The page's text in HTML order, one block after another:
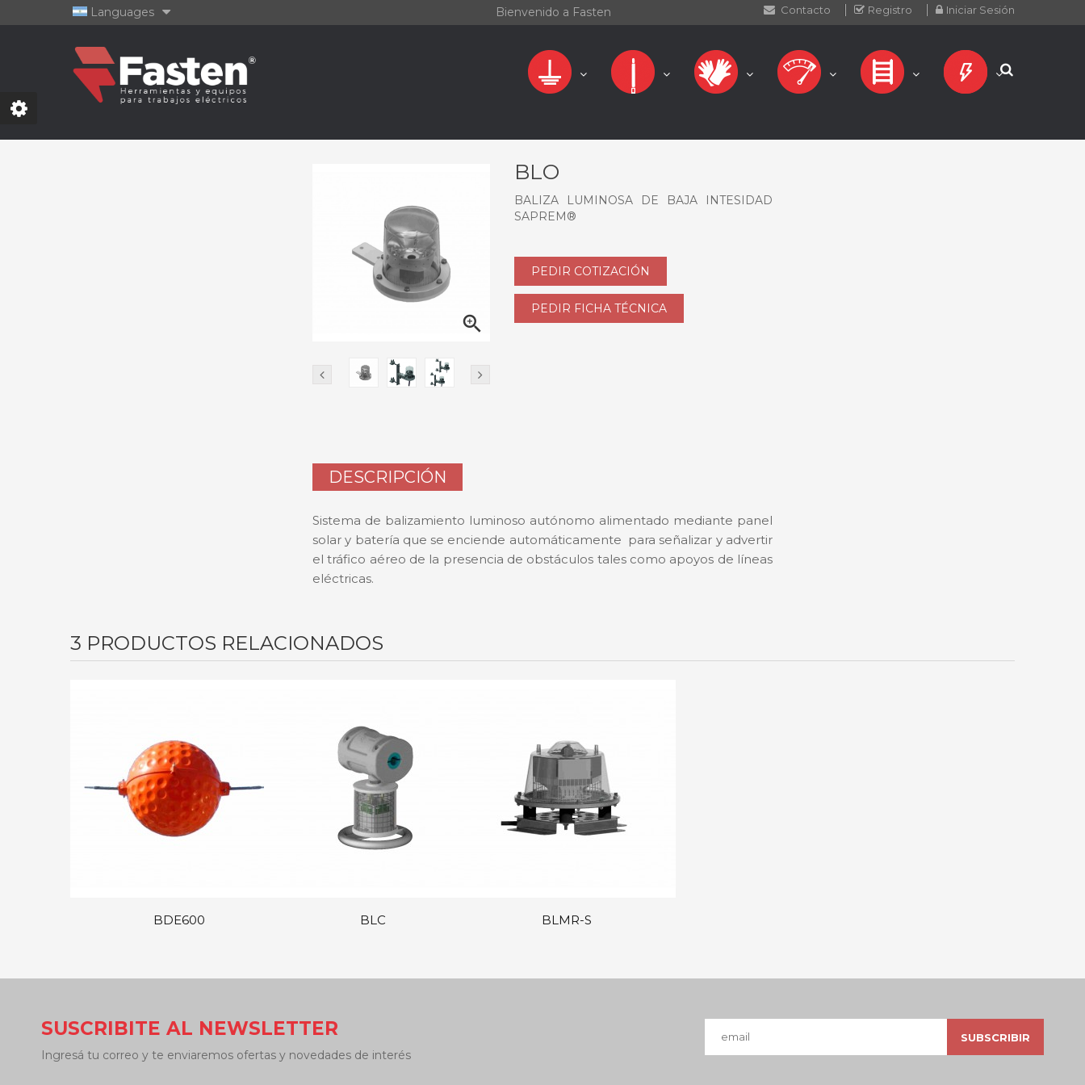
Languages Contacto Registro Iniciar Sesión
Bienvenido a Fasten

BLO
BALIZA LUMINOSA DE BAJA INTESIDAD
SAPREM®
PEDIR COTIZACIÓN
PEDIR FICHA TÉCNICA
DESCRIPCIÓN
Sistema de balizamiento luminoso autónomo alimentado mediante panel
solar y batería que se enciende automáticamente para señalizar y advertir
el tráfico aéreo de la presencia de obstáculos tales como apoyos de líneas
eléctricas.
3 PRODUCTOS RELACIONADOS
BDE600 BLC BLMR-S
SUSCRIBITE AL NEWSLETTER
Ingresá tu correo y te enviaremos ofertas y novedades de interés